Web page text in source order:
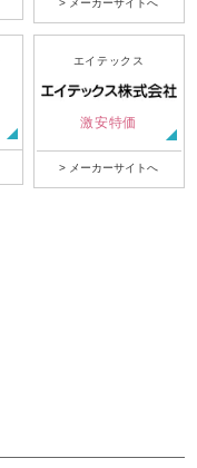
> メーカーサイトへ
エイテックス
激安特価
> メーカーサイトへ